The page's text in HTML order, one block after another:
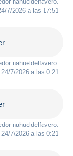
nahueldelfavero.
7/2026 a las 17:51
nahueldelfavero.
24/7/2026 a las 0:21
nahueldelfavero.
24/7/2026 a las 0:21